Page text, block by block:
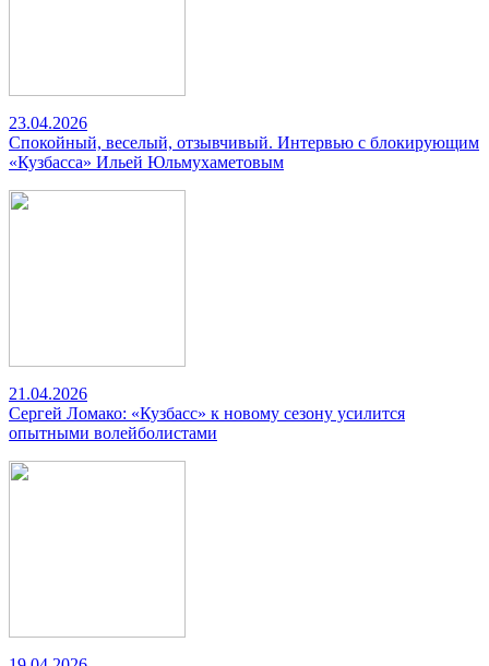
23.04.2026
Спокойный, веселый, отзывчивый. Интервью с блокирующим
«Кузбасса» Ильей Юльмухаметовым
21.04.2026
Сергей Ломако: «Кузбасс» к новому сезону усилится
опытными волейболистами